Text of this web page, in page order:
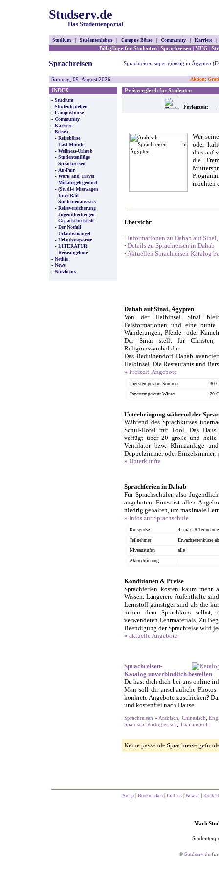
Studserv.de
Das Studentenportal
Studium | Studentenleben | Campus Börse | Community | Karriere |
Billigflüge für Studenten | Sprachreisen | MFG |
Sprachreisen Sprachreisen super günstig in Ägypten
Sonntag, 09. August 2026 Aktion:
INDEX
» Studium
» Studentenleben
» Campusbörse
» Community
» Karriere
» Reisen
- Reisebörse
- Last-Minute
- Wellness-Urlaub
- Studentenflüge
- Sprachreisen
- Au-Pair
- Work and Travel
- Mitfahrgelegenheit
- (Studi-) Mietwagen
- Inter-Rail
- Studentenausweis
- Reiseversicherung
- Jugendherbergen
- Gepäckcheckliste
- Der Notfall
- Urlaubsmängel
- Urlaubsreporter
- LITERATUR
- Reiseangebote
» Netlife
» News
» Nützliches
Preisvergleich für Studenten
Ferienzeit:
Wer
oder
dies auf
die
möchten
Übersicht:
· Informationen zu Dahab auf
· Details zu Sprachreisen in Dahab
· Aktuellen Sprachreisen-Katalog
Dahab auf Sinai, Ägypten
Von der Halbinsel Sinai
Felsformationen und eine bunte
Wanderungen, Pferde- oder
Der Sinai stellt für Christen,
Religionssymbol dar.
Das Beduinendorf Dahab
Halbinsel. Die Restaurants und
» Freizeit-Angebote
Tagestemperatur Sommer
30
Tagestemperatur Winter
20
Unterbringung während der
Während des Sprachkurses
Schul-Hotel mit Pool. Das
verfügt über 20 große und helle
Ventilator bzw. Klimaanlage
Doppelzimmer oder Einzelzimmer,
» Unterkünfte
Sprachferien in Dahab
Für Sprachschüler, also
angeboten. Eines ist allen
niedrig gehalten, um maximale
» Infos zur Sprachschule
Kursgröße
4, max. 8
Teilnehmer
Erwachsenenkurse
Niveaustufen
alle
Akkreditierung
Konditionen & Preise
Sprachferien kosten kaum mehr
Wissen. Längerere Aufenthalte
Lernstoff günstiger sind als die
neben dem Sprachkurs selbst,
verwendeten Lehrmaterials. Zu
Beendigung der Sprachreise wird
» aktuelle Angebote
Sprachreisen-
Katalog unverbindlich bestellen
Du hast dich dich bei uns online
Man soll dir anschauliche
konkrete Angebote zuschicken?
und kostenfrei nach Hause.
Sprachreisen » Arabisch Chinesisch
Spanisch Portugiesisch Thailändisch
Keine passende Sprachreise
Smap | Bookmarken | Link us | Newsl. | Kontakt
Mach
© Studserv.de für